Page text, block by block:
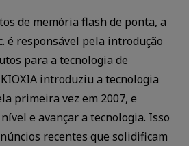
de memória flash de ponta, a
é responsável pela introdução
para a tecnologia de
introduziu a tecnologia
primeira vez em 2007, e
e avançar a tecnologia. Isso
recentes que solidificam